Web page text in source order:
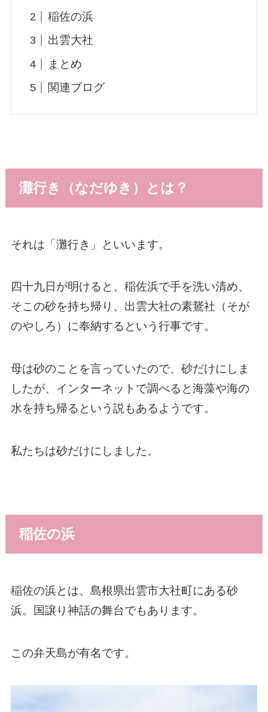
稲佐の浜
出雲大社
まとめ
関連ブログ
灘行き（なだゆき）とは？
それは「灘行き」といいます。
四十九日が明けると、稲佐浜で手を洗い清め、
そこの砂を持ち帰り、出雲大社の素鵞社（そが
のやしろ）に奉納するという行事です。
母は砂のことを言っていたので、砂だけにしま
したが、インターネットで調べると海藻や海の
水を持ち帰るという説もあるようです。
私たちは砂だけにしました。
稲佐の浜
稲佐の浜とは、島根県出雲市大社町にある砂
浜。国譲り神話の舞台でもあります。
この弁天島が有名です。